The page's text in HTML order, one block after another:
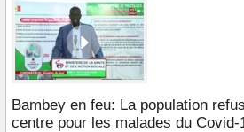
Bambey en feu: La population
centre pour les malades du Covid-